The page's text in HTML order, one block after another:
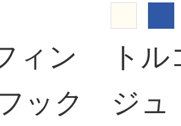
ィン
ック
ト
ジュ